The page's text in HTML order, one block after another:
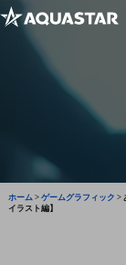
ホーム> ゲームグラフィック >
イラスト編】